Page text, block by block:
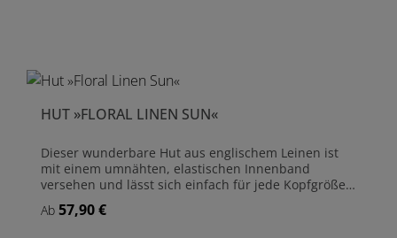
HUT »FLORAL LINEN SUN«
Dieser wunderbare Hut aus englischem Leinen ist
mit einem umnähten, elastischen Innenband
versehen und lässt sich einfach für jede Kopfgröße
einstellen - ein ideales Geschenk, das immer passt.
Der Leinenstoff zeigt ein traditionelles Rosenmuster
Regulärer Preis:
Ab 57,90 €